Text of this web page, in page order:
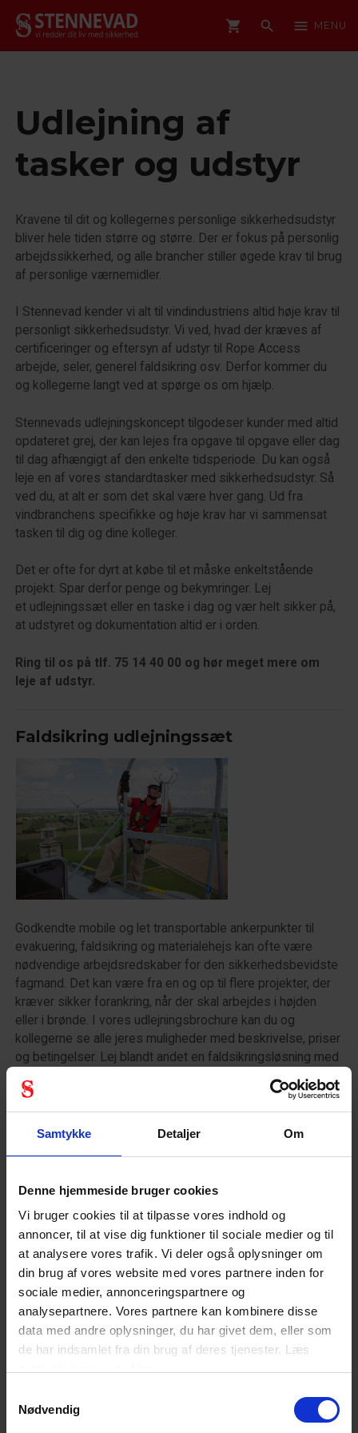
Samtykke Detaljer Om
Denne hjemmeside bruger cookies
Vi bruger cookies til at tilpasse vores indhold og
annoncer, til at vise dig funktioner til sociale medier og til
at analysere vores trafik. Vi deler også oplysninger om
din brug af vores website med vores partnere inden for
sociale medier, annonceringspartnere og
analysepartnere. Vores partnere kan kombinere disse
data med andre oplysninger, du har givet dem, eller som
de har indsamlet fra din brug af deres tjenester. Læs
Nødvendig
shopping_cart search menu MENU
Udlejning af
tasker og udstyr
Kravene til dit og kollegernes personlige sikkerhedsudstyr
bliver hele tiden større og større. Der er fokus på personlig
arbejdssikkerhed, og alle brancher stiller øgede krav til brug
af personlige værnemidler.
I Stennevad kender vi alt til vindindustriens altid høje krav til
personligt sikkerhedsudstyr. Vi ved, hvad der kræves af
certificeringer og eftersyn af udstyr til Rope Access
arbejde, seler, generel faldsikring osv. Derfor kommer du
og kollegerne langt ved at spørge os om hjælp.
Stennevads udlejningskoncept tilgodeser kunder med altid
opdateret grej, der kan lejes fra opgave til opgave eller dag
til dag afhængigt af den enkelte tidsperiode. Du kan også
leje en af vores standardtasker med sikkerhedsudstyr. Så
ved du, at alt er som det skal være hver gang. Ud fra
vindbranchens specifikke og høje krav har vi sammensat
tasken til dig og dine kolleger.
Det er ofte for dyrt at købe til et måske enkeltstående
projekt. Spar derfor penge og bekymringer. Lej
et udlejningssæt eller en taske i dag og vær helt sikker på,
at udstyret og dokumentation altid er i orden.
Ring til os på tlf. 75 14 40 00 og hør meget mere om
leje af udstyr.
Faldsikring udlejningssæt
Godkendte mobile og let transportable ankerpunkter til
evakuering, faldsikring og materialehejs kan ofte være
nødvendige arbejdsredskaber for den sikkerhedsbevidste
fagmand. Det kan være fra en og op til flere projekter, der
kræver sikker forankring, når der skal arbejdes i højden
eller i brønde. I vores udlejningsbrochure kan du og
kollegerne se alle jeres muligheder med beskrivelse, priser
og betingelser. Lej blandt andet en faldsikringsløsning med
treben hos Stennevad. Du skal bare hente formularen her
udfylde og sende på mail til
kundeservice@stennevad.dk.
Så kontakter vi dig.
Faldsikring Udlejningsbrochure
Lej et komplet sæt sikkerhedsudstyr
til vind og off-shore.